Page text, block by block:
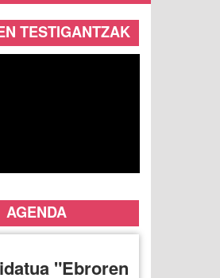
TESTIGANTZAK
AGENDA
"Ebroren